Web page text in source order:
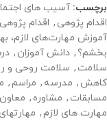
برچسب: آسیب های
اقدام پژوهی , اقدام
آموزش مهارت‌های لازم،
بخشم؟ , دانش آموزان ,
سلامت , سلامت روحی و
کاهش , مدرسه , مراسم,
مسابقات , مشاوره ,
مهارت های لازم,